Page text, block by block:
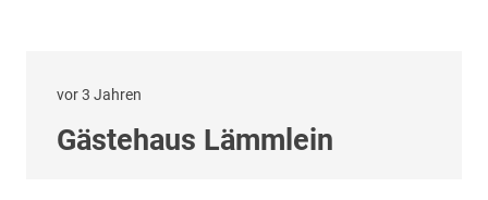
vor 3 Jahren
Gästehaus Lämmlein